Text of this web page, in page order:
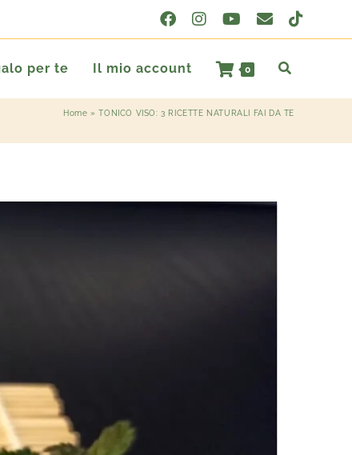
per te Il mio account 0
Home »TONICO VISO: 3 RICETTE NATURALI FAI DA TE